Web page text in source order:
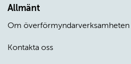
Allmänt
Om överförmyndarverksamheten
Kontakta oss